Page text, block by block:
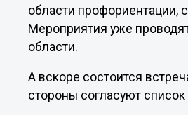
области профориентации,
Мероприятия уже
области.
А вскоре состоится
стороны согласуют